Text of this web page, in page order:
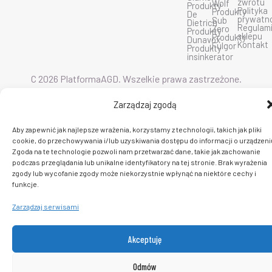
Zarządzaj zgodą
Aby zapewnić jak najlepsze wrażenia, korzystamy z technologii, takich jak pliki
cookie, do przechowywania i/lub uzyskiwania dostępu do informacji o
Zgoda na te technologie pozwoli nam przetwarzać dane, takie jak zachowanie
podczas przeglądania lub unikalne identyfikatory na tej stronie. Brak wyrażenia
zgody lub wycofanie zgody może niekorzystnie wpłynąć na niektóre cechy i
funkcje.
Zarządzaj serwisami
Akceptuję
Odmów
Produkty
De
Dietrich
Produkty
Dunavox
Produkty
insinkerator
Wolf
Produkty
Sub
Zero
Produkty
Fulgor
Polityka
sklepu
Kontakt
C 2026 PlatformaAGD. Wszelkie prawa zastrzeżone.